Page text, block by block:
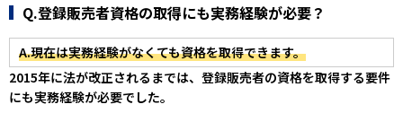
Q.登録販売者資格の取得にも実務経験が必要？
A.現在は実務経験がなくても資格を取得できます。
2015年に法が改正されるまでは、登録販売者の資格を取得する要件
にも実務経験が必要でした。